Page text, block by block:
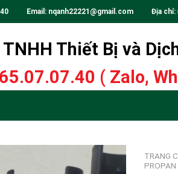
Email: nqanh22221@gmail.com Địa chỉ: Địa
Thiết Bị và
( Zalo,
TRANG
PROPAN